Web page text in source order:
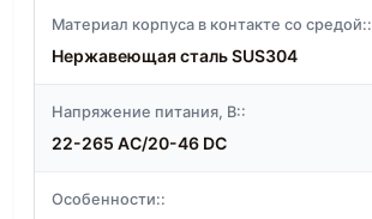
Материал корпуса в контакте со средой::
Нержавеющая сталь SUS304
Напряжение питания, В::
22-265 AC/20-46 DC
Особенности::